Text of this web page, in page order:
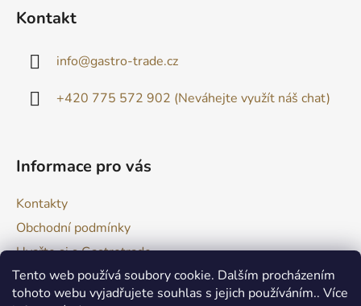
Tento web používá soubory cookie. Dalším procházením
tohoto webu vyjadřujete souhlas s jejich používáním.. Více
Kontakt
info@gastro-trade.cz
+420 775 572 902 (Neváhejte využít náš chat)
Informace pro vás
Kontakty
Obchodní podmínky
Uvařte si s Gastrotrade
Naše produkty - Tipy a triky
Reklamace zboží